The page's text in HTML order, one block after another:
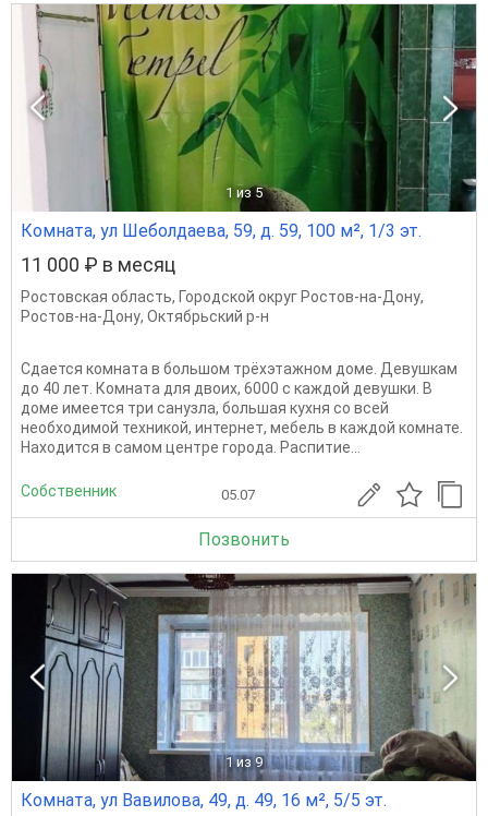
1 из 5
Комната, ул Шеболдаева, 59, д. 59, 100 м², 1/3 эт.
11 000 ₽ в месяц
Ростовская область, Городской округ Ростов-на-Дону,
Ростов-на-Дону, Октябрьский р-н
Сдается комната в большом трёхэтажном доме. Девушкам
до 40 лет. Комната для двоих, 6000 с каждой девушки. В
доме имеется три санузла, большая кухня со всей
необходимой техникой, интернет, мебель в каждой комнате.
Находится в самом центре города. Распитие...
Собственник 05.07
Позвонить
1 из 9
Комната, ул Вавилова, 49, д. 49, 16 м², 5/5 эт.